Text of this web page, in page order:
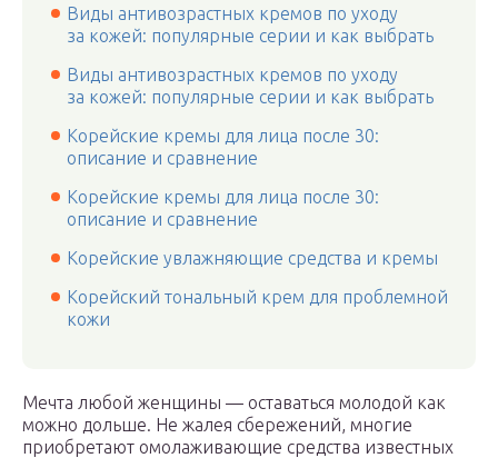
Виды антивозрастных кремов по уходу
за кожей: популярные серии и как выбрать
Виды антивозрастных кремов по уходу
за кожей: популярные серии и как выбрать
Корейские кремы для лица после 30:
описание и сравнение
Корейские кремы для лица после 30:
описание и сравнение
Корейские увлажняющие средства и кремы
Корейский тональный крем для проблемной
кожи
Мечта любой женщины — оставаться молодой как
можно дольше. Не жалея сбережений, многие
приобретают омолаживающие средства известных